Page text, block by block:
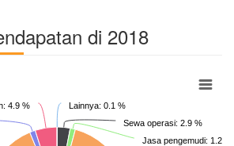
di 2018
Lainnya: 0.1 %
Sewa operasi: 2.9 %
Jasa pengemudi: 1.2 %
4.9 %